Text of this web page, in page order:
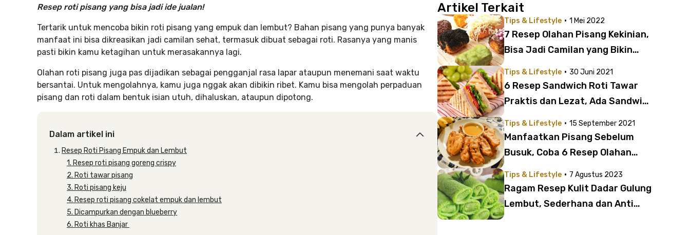
Resep roti pisang yang bisa jadi ide jualan!
Tertarik untuk mencoba bikin roti pisang yang empuk dan lembut? Bahan pisang yang punya banyak
manfaat ini bisa dikreasikan jadi camilan sehat, termasuk dibuat sebagai roti. Rasanya yang manis
pasti bikin kamu ketagihan untuk merasakannya lagi.
Olahan roti pisang juga pas dijadikan sebagai pengganjal rasa lapar ataupun menemani saat waktu
bersantai. Untuk mengolahnya, kamu juga nggak akan dibikin ribet. Kamu bisa mengolah perpaduan
pisang dan roti dalam bentuk isian utuh, dihaluskan, ataupun dipotong.
Dalam artikel ini
Resep Roti Pisang Empuk dan Lembut
1. Resep roti pisang goreng crispy
2. Roti tawar pisang
3. Roti pisang keju
4. Resep roti pisang cokelat empuk dan lembut
5. Dicampurkan dengan blueberry
6. Roti khas Banjar
Artikel Terkait
Tips & Lifestyle · 1 Mei 2022
7 Resep Olahan Pisang Kekinian,
Bisa Jadi Camilan yang Bikin
Tips & Lifestyle · 30 Juni 2021
6 Resep Sandwich Roti Tawar
Praktis dan Lezat, Ada Sandwich
Tips & Lifestyle · 15 September 2021
Manfaatkan Pisang Sebelum
Busuk, Coba 6 Resep Olahan
Tips & Lifestyle · 7 Agustus 2023
Ragam Resep Kulit Dadar Gulung
Lembut, Sederhana dan Anti